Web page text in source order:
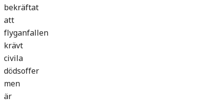
bekräftat
att
flyganfallen
krävt
civila
dödsoffer
men
är